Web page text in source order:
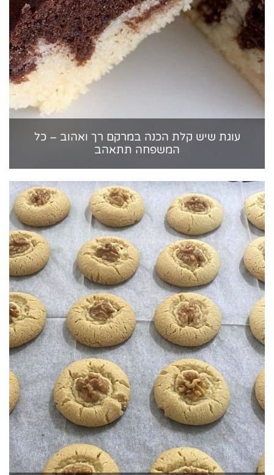
עוגת שיש קלת הכנה במרקם רך ואהוב – כל
המשפחה תתאהב